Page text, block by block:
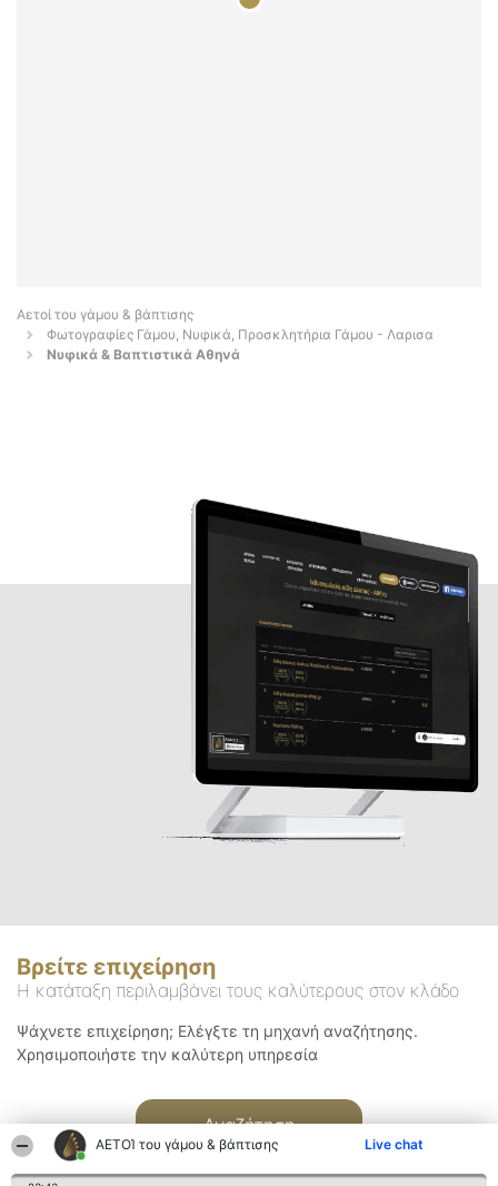
ΑΕΤΟΊ του γάμου & βάπτισης Live chat
Αετοί του γάμου & βάπτισης
Φωτογραφίες Γάμου, Νυφικά, Προσκλητήρια Γάμου - Λαρισα
Νυφικά & Βαπτιστικά Αθηνά
Βρείτε επιχείρηση
Η κατάταξη περιλαμβάνει τους καλύτερους στον κλάδο
Ψάχνετε επιχείρηση; Ελέγξτε τη μηχανή αναζήτησης.
Χρησιμοποιήστε την καλύτερη υπηρεσία
Αναζήτηση